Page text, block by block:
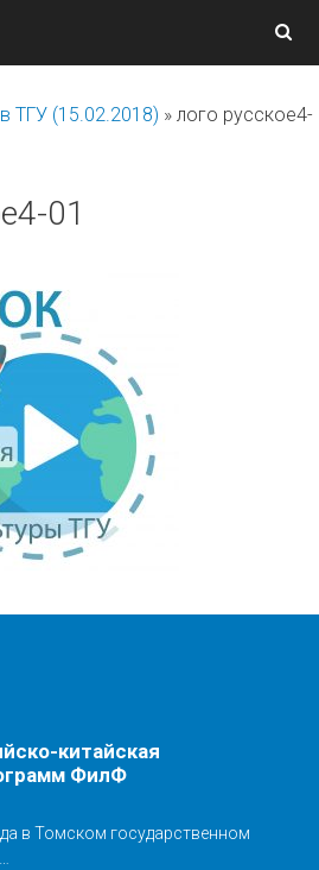
ТГУ (15.02.2018) » лого русское4-
01
китайская
ФилФ
в Томском государственном